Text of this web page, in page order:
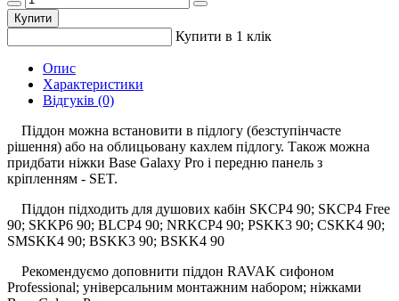
Купити
Купити в 1 клік
Опис
Характеристики
Відгуків (0)
Піддон можна встановити в підлогу (безступінчасте
рішення) або на облицьовану кахлем підлогу. Також можна
придбати ніжки Base Galaxy Pro і передню панель з
кріпленням - SET.
Піддон підходить для душових кабін SKCP4 90; SKCP4 Free
90; SKKP6 90; BLCP4 90; NRKCP4 90; PSKK3 90; CSKK4 90;
SMSKK4 90; BSKK3 90; BSKK4 90
Рекомендуємо доповнити піддон RAVAK сифоном
Professional; універсальним монтажним набором; ніжками